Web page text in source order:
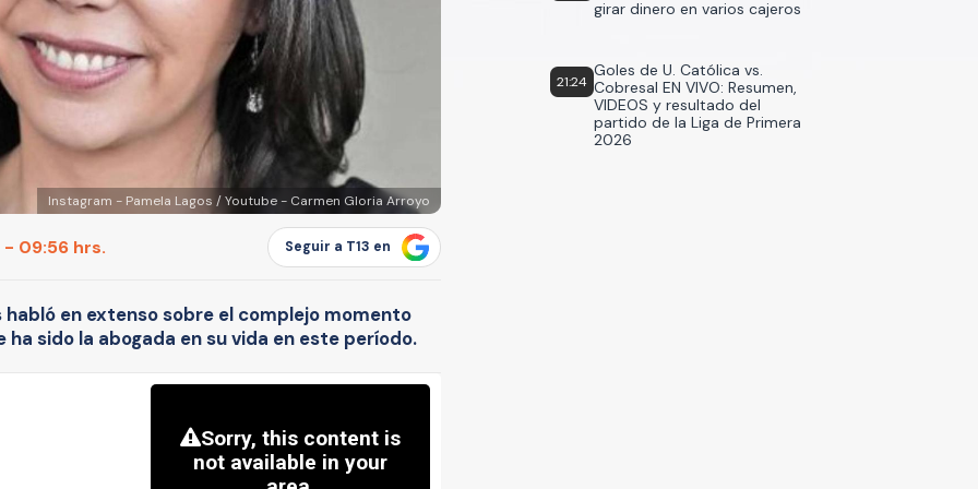
Instagram - Pamela Lagos / Youtube - Carmen Gloria Arroyo
09:56 hrs. Seguir a T13 en
habló en extenso sobre el complejo momento
sido la abogada en su vida en este período.
girar dinero en varios cajeros
21:24
Goles de U. Católica vs.
Cobresal EN VIVO: Resumen,
VIDEOS y resultado del
partido de la Liga de Primera
2026